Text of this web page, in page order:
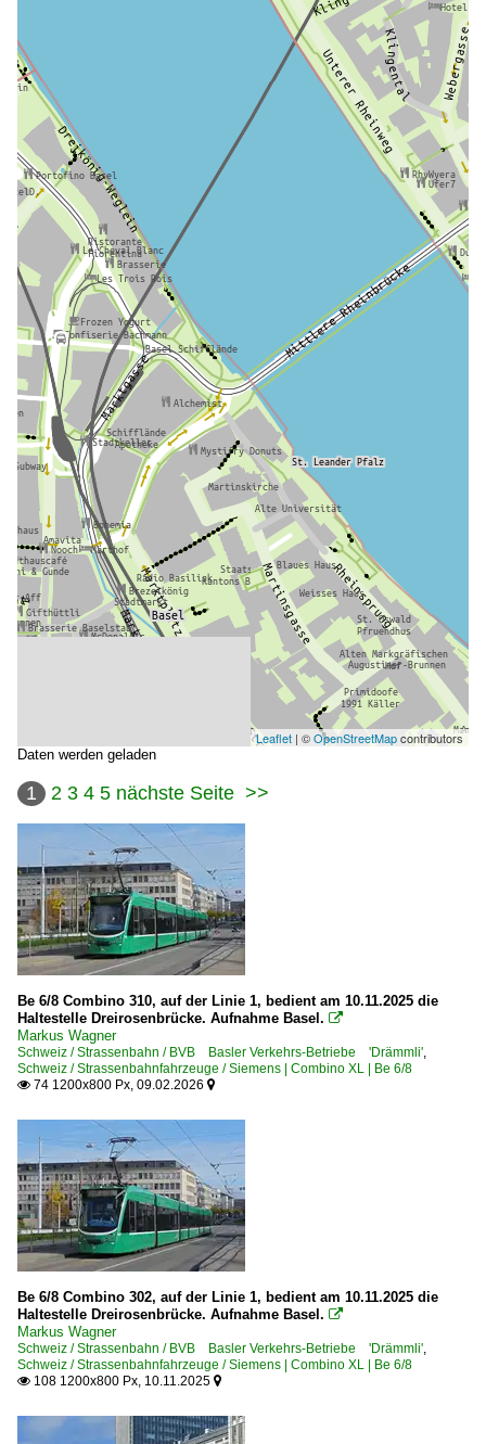
Leaflet | ©OpenStreetMapcontributors
Daten werden geladen
1 2 3 4 5 nächste Seite >>
Be 6/8 Combino 310, auf der Linie 1, bedient am 10.11.2025 die
Haltestelle Dreirosenbrücke. Aufnahme Basel. 
Markus Wagner
Schweiz / Strassenbahn / BVB Basler Verkehrs-Betriebe 'Drämmli',
Schweiz / Strassenbahnfahrzeuge / Siemens | Combino XL | Be 6/8
 74 1200x800 Px, 09.02.2026 
Be 6/8 Combino 302, auf der Linie 1, bedient am 10.11.2025 die
Haltestelle Dreirosenbrücke. Aufnahme Basel. 
Markus Wagner
Schweiz / Strassenbahn / BVB Basler Verkehrs-Betriebe 'Drämmli',
Schweiz / Strassenbahnfahrzeuge / Siemens | Combino XL | Be 6/8
 108 1200x800 Px, 10.11.2025 